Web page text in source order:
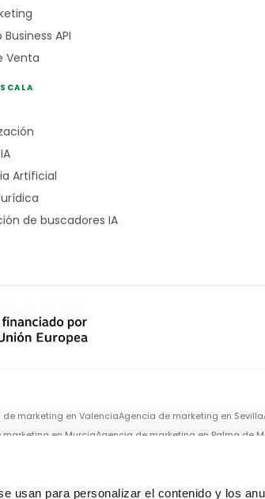
usan para personalizar el contenido y los
API
Venta
Artificial
de buscadores IA
de marketing en ValenciaAgencia de marketing en Sevilla
marketing en MurciaAgencia de marketing en Palma de
ni conectada de ningún modo con Meta
o subsidiarias. Todas las marcas comerciales,